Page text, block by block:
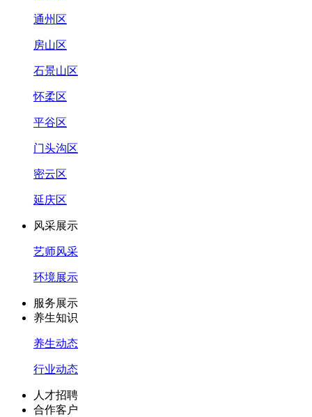
通州区
房山区
石景山区
怀柔区
平谷区
门头沟区
密云区
延庆区
风采展示
艺师风采
环境展示
服务展示
养生知识
养生动态
行业动态
人才招聘
合作客户